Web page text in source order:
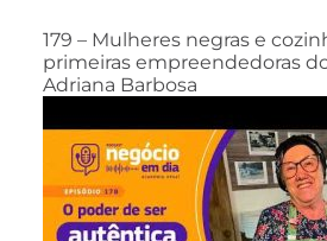
179 – Mulheres negras e
primeiras empreendedoras
Adriana Barbosa